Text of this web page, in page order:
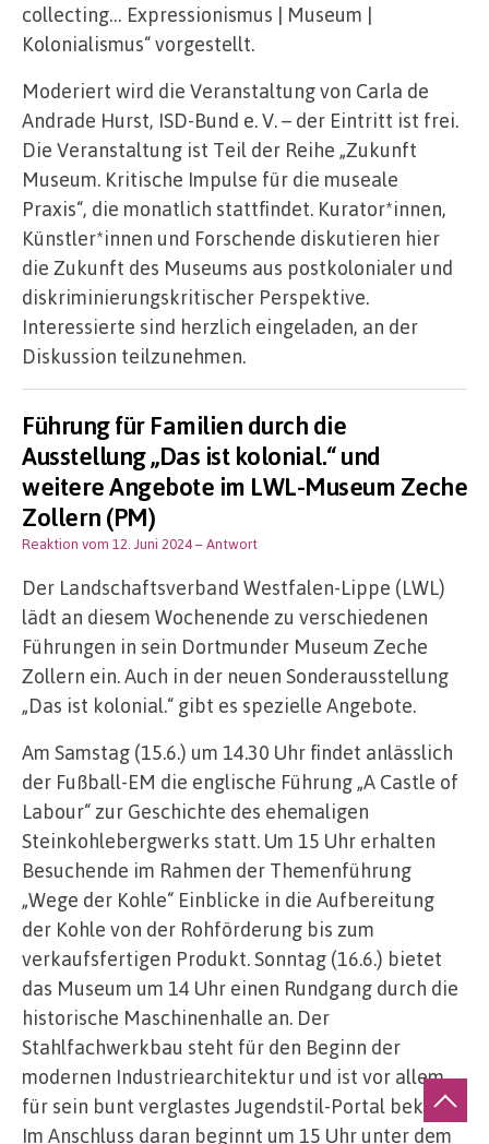
collecting… Expressionismus | Museum |
Kolonialismus“ vorgestellt.
Moderiert wird die Veranstaltung von Carla de
Andrade Hurst, ISD-Bund e. V. – der Eintritt ist frei.
Die Veranstaltung ist Teil der Reihe „Zukunft
Museum. Kritische Impulse für die museale
Praxis“, die monatlich stattfindet. Kurator*innen,
Künstler*innen und Forschende diskutieren hier
die Zukunft des Museums aus postkolonialer und
diskriminierungskritischer Perspektive.
Interessierte sind herzlich eingeladen, an der
Diskussion teilzunehmen.
Führung für Familien durch die
Ausstellung „Das ist kolonial.“ und
weitere Angebote im LWL-Museum Zeche
Zollern (PM)
Reaktion vom 12. Juni 2024– Antwort
Der Landschaftsverband Westfalen-Lippe (LWL)
lädt an diesem Wochenende zu verschiedenen
Führungen in sein Dortmunder Museum Zeche
Zollern ein. Auch in der neuen Sonderausstellung
„Das ist kolonial.“ gibt es spezielle Angebote.
Am Samstag (15.6.) um 14.30 Uhr findet anlässlich
der Fußball-EM die englische Führung „A Castle of
Labour“ zur Geschichte des ehemaligen
Steinkohlebergwerks statt. Um 15 Uhr erhalten
Besuchende im Rahmen der Themenführung
„Wege der Kohle“ Einblicke in die Aufbereitung
der Kohle von der Rohförderung bis zum
verkaufsfertigen Produkt. Sonntag (16.6.) bietet
das Museum um 14 Uhr einen Rundgang durch die
historische Maschinenhalle an. Der
Stahlfachwerkbau steht für den Beginn der
modernen Industriearchitektur und ist vor allem
für sein bunt verglastes Jugendstil-Portal bekannt.
Im Anschluss daran beginnt um 15 Uhr unter dem